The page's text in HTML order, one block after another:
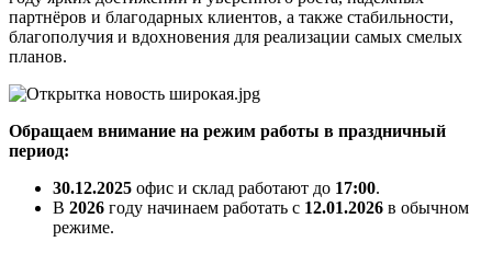
партнёров и благодарных клиентов, а также стабильности,
благополучия и вдохновения для реализации самых смелых
планов.
Обращаем внимание на режим работы в праздничный
период:
30.12.2025 офис и склад работают до 17:00.
В 2026 году начинаем работать с 12.01.2026 в обычном
режиме.